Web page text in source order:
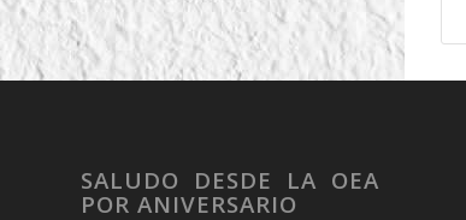
SALUDO DESDE LA OEA
POR ANIVERSARIO